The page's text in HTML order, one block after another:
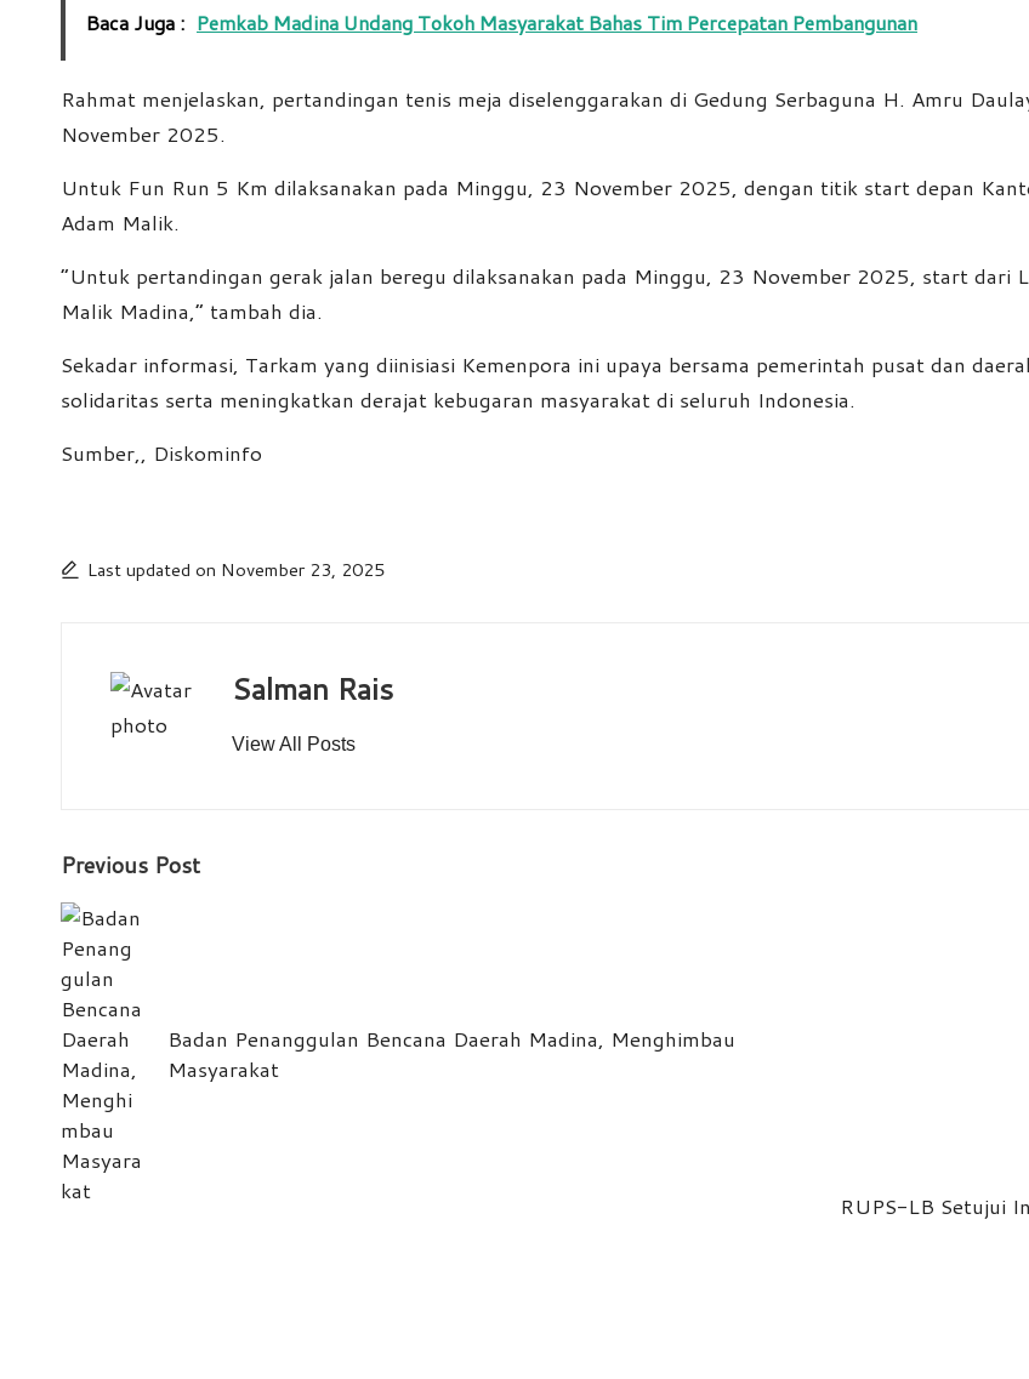
Baca Juga : Pemkab Madina Undang Tokoh Masyarakat Bahas Tim Percepatan Pembangunan
Rahmat menjelaskan, pertandingan tenis meja diselenggarakan di Gedung Serbaguna H. Amru
November 2025.
Untuk Fun Run 5 Km dilaksanakan pada Minggu, 23 November 2025, dengan titik start depan
Adam Malik.
“Untuk pertandingan gerak jalan beregu dilaksanakan pada Minggu, 23 November 2025, start dari
Malik Madina,” tambah dia.
Sekadar informasi, Tarkam yang diinisiasi Kemenpora ini upaya bersama pemerintah pusat dan
solidaritas serta meningkatkan derajat kebugaran masyarakat di seluruh Indonesia.
Sumber,, Diskominfo
Last updated on November 23, 2025
Salman Rais
View All Posts
Post
navigation
Previous Post
Badan Penanggulan Bencana Daerah Madina, Menghimbau
Masyarakat
RUPS-LB Setujui